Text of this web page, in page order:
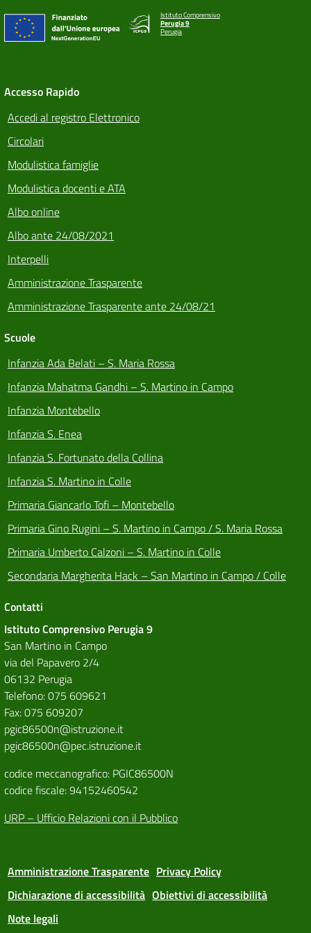
Istituto Comprensivo
Perugia 9
Perugia
Accesso Rapido
Accedi al registro Elettronico
Circolari
Modulistica famiglie
Modulistica docenti e ATA
Albo online
Albo ante 24/08/2021
Interpelli
Amministrazione Trasparente
Amministrazione Trasparente ante 24/08/21
Scuole
Infanzia Ada Belati – S. Maria Rossa
Infanzia Mahatma Gandhi – S. Martino in Campo
Infanzia Montebello
Infanzia S. Enea
Infanzia S. Fortunato della Collina
Infanzia S. Martino in Colle
Primaria Giancarlo Tofi – Montebello
Primaria Gino Rugini – S. Martino in Campo / S. Maria Rossa
Primaria Umberto Calzoni – S. Martino in Colle
Secondaria Margherita Hack – San Martino in Campo / Colle
Contatti
Istituto Comprensivo Perugia 9
San Martino in Campo
via del Papavero 2/4
06132 Perugia
Telefono: 075 609621
Fax: 075 609207
pgic86500n@istruzione.it
pgic86500n@pec.istruzione.it
codice meccanografico: PGIC86500N
codice fiscale: 94152460542
URP – Ufficio Relazioni con il Pubblico
Amministrazione Trasparente Privacy Policy
Dichiarazione di accessibilità Obiettivi di accessibilità
Note legali